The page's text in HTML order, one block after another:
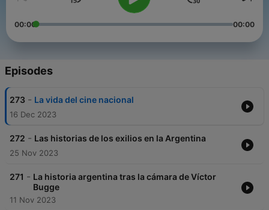
00:00 00:00
Episodes
273 - La vida del cine nacional
16 Dec 2023
272 - Las historias de los exilios en la Argentina
25 Nov 2023
271 - La historia argentina tras la cámara de Víctor
Bugge
11 Nov 2023